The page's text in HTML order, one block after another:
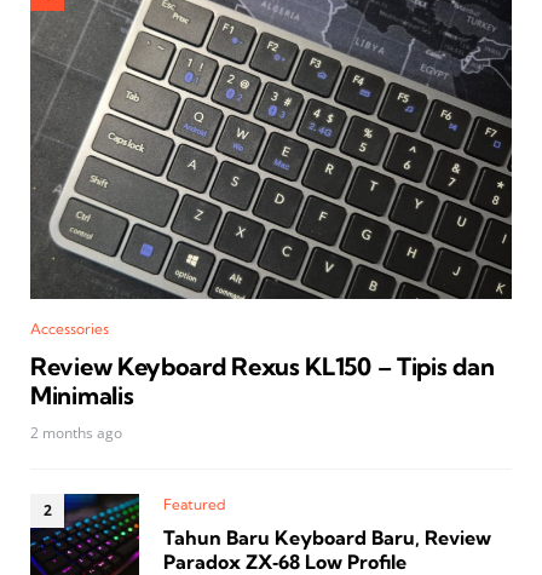
Accessories
Review Keyboard Rexus KL150 – Tipis dan
Minimalis
2 months ago
Featured
Tahun Baru Keyboard Baru, Review
Paradox ZX‑68 Low Profile